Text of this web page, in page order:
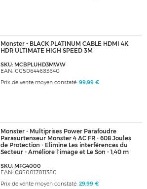
Monster - BLACK PLATINUM CABLE HDMI 4K
HDR ULTIMATE HIGH SPEED 3M
SKU: MCBPLUHD3MWW
EAN: 0050644683640
Prix de vente moyen constaté: 99,99 €
Monster - Multiprises Power Parafoudre
Parasurtenseur Monster 4 AC FR - 608 Joules
de Protection - Elimine Les interférences du
Secteur - Améliore l'image et Le Son - 1,40 m
SKU: MFG4000
EAN: 0850017011380
Prix de vente moyen constaté: 29,99 €